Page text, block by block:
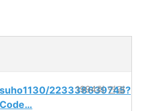
223338639745?
1994회 연결